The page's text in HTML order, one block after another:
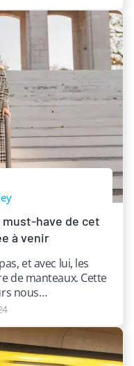
must-have de cet
à venir
et avec lui, les
de manteaux. Cette
nous…